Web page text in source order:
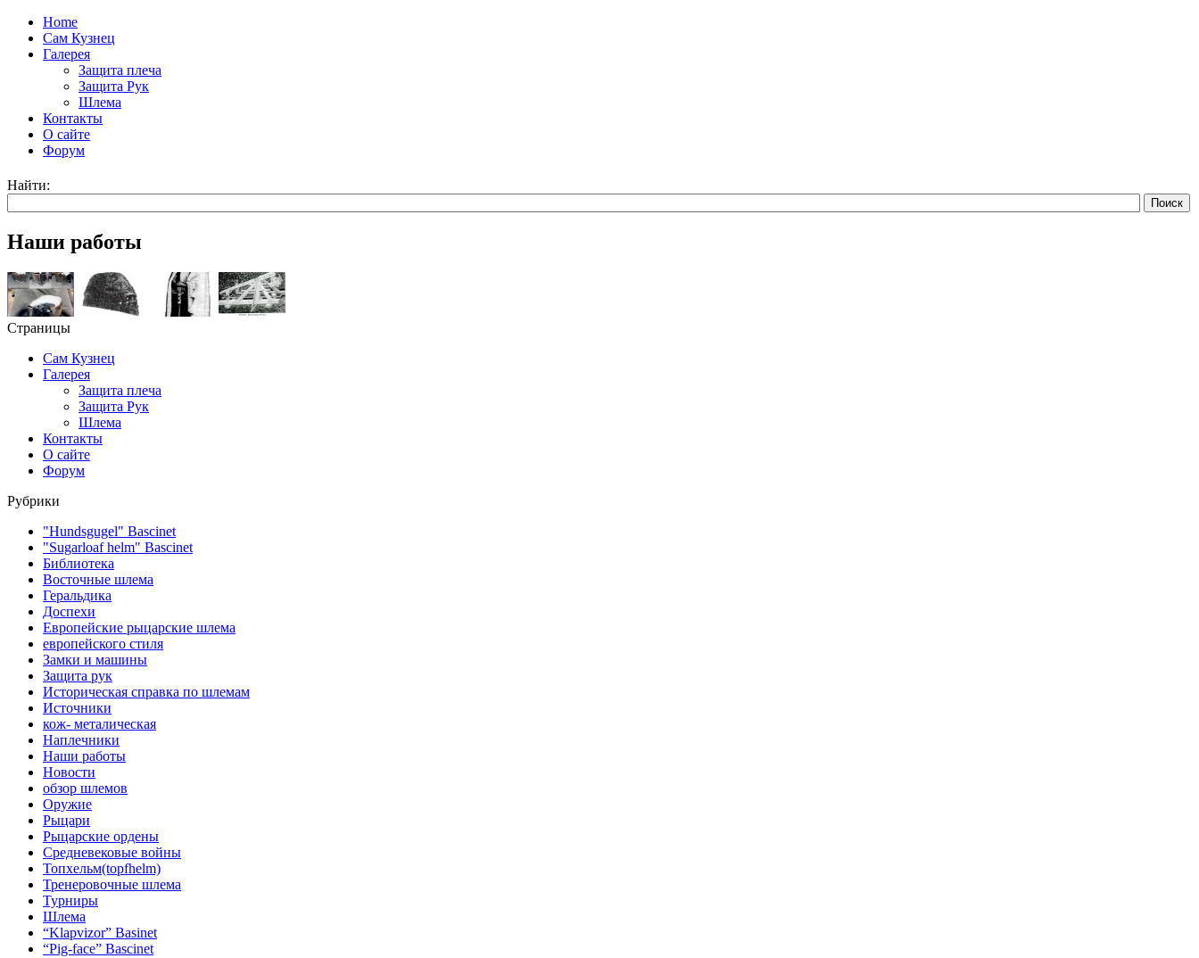
Home
Сам Кузнец
Галерея
Защита плеча
Защита Рук
Шлема
Контакты
О сайте
Форум
Найти:
Поиск
Наши работы
Страницы
Сам Кузнец
Галерея
Защита плеча
Защита Рук
Шлема
Контакты
О сайте
Форум
Рубрики
"Hundsgugel" Bascinet
"Sugarloaf helm" Bascinet
Библиотека
Восточные шлема
Геральдика
Доспехи
Европейские рыцарские шлема
европейского стиля
Замки и машины
Защита рук
Историческая справка по шлемам
Источники
кож- металическая
Наплечники
Наши работы
Новости
обзор шлемов
Оружие
Рыцари
Рыцарские ордены
Средневековые войны
Топхельм(topfhelm)
Тренеровочные шлема
Турниры
Шлема
“Klapvizor” Basinet
“Pig-face” Bascinet